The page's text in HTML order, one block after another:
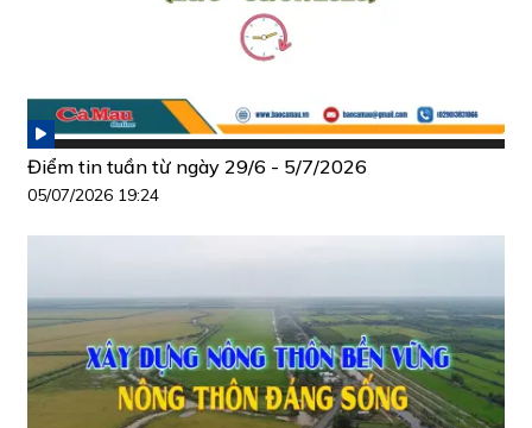
Điểm tin tuần từ ngày 29/6 - 5/7/2026
05/07/2026 19:24